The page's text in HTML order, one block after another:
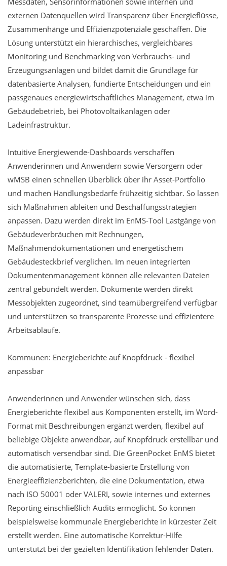
externen Datenquellen wird Transparenz über Energieflüsse,
Zusammenhänge und Effizienzpotenziale geschaffen. Die
Lösung unterstützt ein hierarchisches, vergleichbares
Monitoring und Benchmarking von Verbrauchs- und
Erzeugungsanlagen und bildet damit die Grundlage für
datenbasierte Analysen, fundierte Entscheidungen und ein
passgenaues energiewirtschaftliches Management, etwa im
Gebäudebetrieb, bei Photovoltaikanlagen oder
Ladeinfrastruktur.
Intuitive Energiewende-Dashboards verschaffen
Anwenderinnen und Anwendern sowie Versorgern oder
wMSB einen schnellen Überblick über ihr Asset-Portfolio
und machen Handlungsbedarfe frühzeitig sichtbar. So lassen
sich Maßnahmen ableiten und Beschaffungsstrategien
anpassen. Dazu werden direkt im EnMS-Tool Lastgänge von
Gebäudeverbräuchen mit Rechnungen,
Maßnahmendokumentationen und energetischem
Gebäudesteckbrief verglichen. Im neuen integrierten
Dokumentenmanagement können alle relevanten Dateien
zentral gebündelt werden. Dokumente werden direkt
Messobjekten zugeordnet, sind teamübergreifend verfügbar
und unterstützen so transparente Prozesse und effizientere
Arbeitsabläufe.
Kommunen: Energieberichte auf Knopfdruck - flexibel
anpassbar
Anwenderinnen und Anwender wünschen sich, dass
Energieberichte flexibel aus Komponenten erstellt, im Word-
Format mit Beschreibungen ergänzt werden, flexibel auf
beliebige Objekte anwendbar, auf Knopfdruck erstellbar und
automatisch versendbar sind. Die GreenPocket EnMS bietet
die automatisierte, Template-basierte Erstellung von
Energieeffizienzberichten, die eine Dokumentation, etwa
nach ISO 50001 oder VALERI, sowie internes und externes
Reporting einschließlich Audits ermöglicht. So können
beispielsweise kommunale Energieberichte in kürzester Zeit
erstellt werden. Eine automatische Korrektur-Hilfe
unterstützt bei der gezielten Identifikation fehlender Daten.